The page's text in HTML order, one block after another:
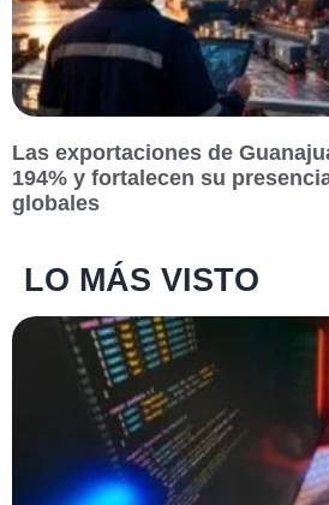
Las exportaciones de
194% y fortalecen su
globales
LO MÁS VISTO